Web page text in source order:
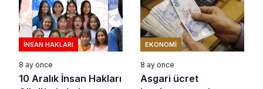
İNSAN HAKLARI
8 ay önce
10 Aralık İnsan Hakları
EKONOMI
8 ay önce
Asgari ücret